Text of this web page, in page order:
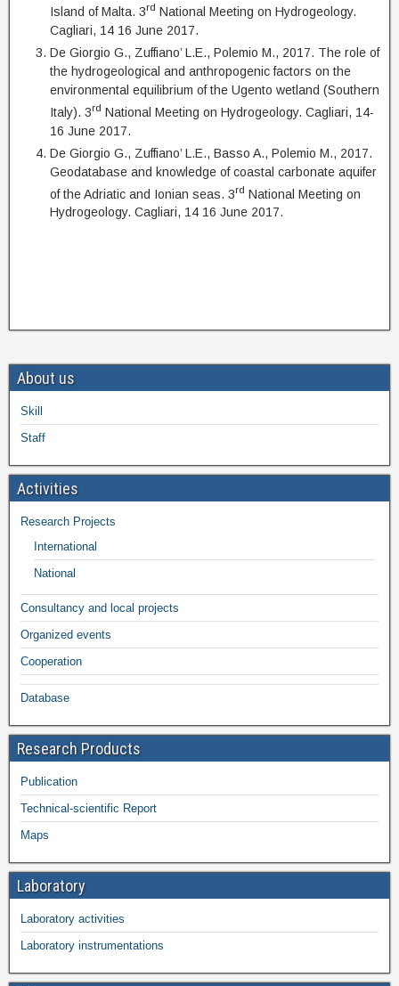
Island of Malta. 3rd National Meeting on Hydrogeology.
Cagliari, 14 16 June 2017.
De Giorgio G., Zuffiano’ L.E., Polemio M., 2017. The role of
the hydrogeological and anthropogenic factors on the
environmental equilibrium of the Ugento wetland (Southern
Italy). 3rd National Meeting on Hydrogeology. Cagliari, 14-
16 June 2017.
De Giorgio G., Zuffiano’ L.E., Basso A., Polemio M., 2017.
Geodatabase and knowledge of coastal carbonate aquifer
of the Adriatic and Ionian seas. 3rd National Meeting on
Hydrogeology. Cagliari, 14 16 June 2017.
About us
Skill
Staff
Activities
Research Projects
International
National
Consultancy and local projects
Organized events
Cooperation
Database
Research Products
Publication
Technical-scientific Report
Maps
Laboratory
Laboratory activities
Laboratory instrumentations